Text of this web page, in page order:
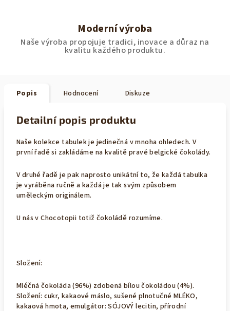
Moderní výroba
Naše výroba propojuje tradici, inovace a důraz na
kvalitu každého produktu.
Popis Hodnocení Diskuze
Detailní popis produktu
Naše kolekce tabulek je jedinečná v mnoha ohledech. V
první řadě si zakládáme na kvalitě pravé belgické čokolády.
V druhé řadě je pak naprosto unikátní to, že každá tabulka
je vyráběna ručně a každá je tak svým způsobem
uměleckým originálem.
U nás v Chocotopii totiž čokoládě rozumíme.
Složení:
Mléčná čokoláda (96%) zdobená bílou čokoládou (4%).
Složení: cukr, kakaové máslo, sušené plnotučné MLÉKO,
kakaová hmota, emulgátor: SÓJOVÝ lecitin, přírodní